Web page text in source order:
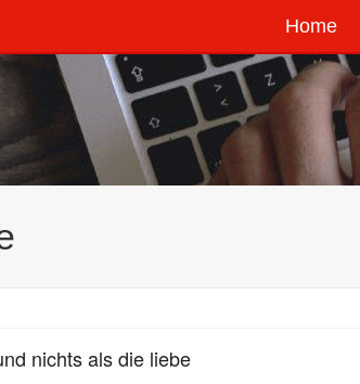
Home
nichts als die liebe